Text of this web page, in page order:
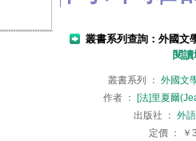
叢書系列查詢：外國文
閱
叢書系列 ： 外國文
作者 ：
[法]里夏爾
出版社
： 外
定價 ： ￥